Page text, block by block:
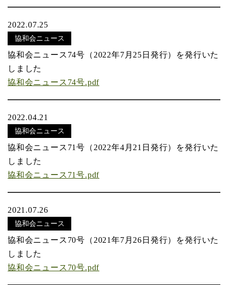
2022.07.25
協和会ニュース
協和会ニュース74号（2022年7月25日発行）を発行いた
しました
協和会ニュース74号.pdf
2022.04.21
協和会ニュース
協和会ニュース71号（2022年4月21日発行）を発行いた
しました
協和会ニュース71号.pdf
2021.07.26
協和会ニュース
協和会ニュース70号（2021年7月26日発行）を発行いた
しました
協和会ニュース70号.pdf